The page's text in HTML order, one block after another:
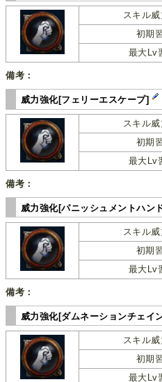
スキル威
初期
最大Lv
備考：
威力強化[フェリーエスケープ]
スキル威
初期
最大Lv
備考：
威力強化[パニッシュメントハン
スキル
初期
最大Lv
備考：
威力強化[ダムネーションチェイ
スキル
初期
最大Lv